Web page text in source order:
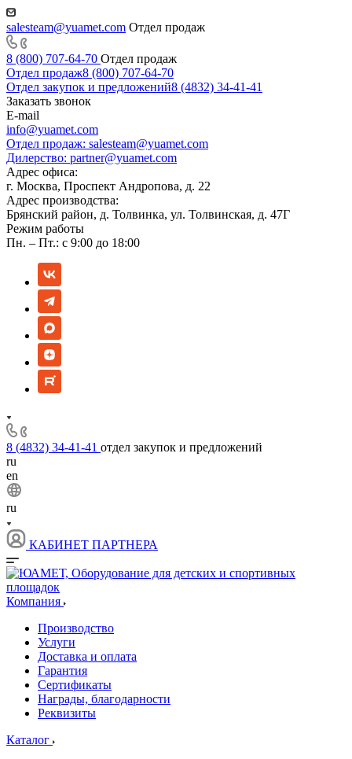
salesteam@yuamet.com Отдел продаж
8 (800) 707-64-70 Отдел продаж
Отдел продаж8 (800) 707-64-70
Отдел закупок и предложений8 (4832) 34-41-41
Заказать звонок
E-mail
info@yuamet.com
Отдел продаж: salesteam@yuamet.com
Дилерство: partner@yuamet.com
Адрес офиса:
г. Москва, Проспект Андропова, д. 22
Адрес производства:
Брянский район, д. Толвинка, ул. Толвинская, д. 47Г
Режим работы
Пн. – Пт.: с 9:00 до 18:00
8 (4832) 34-41-41 отдел закупок и предложений
ru
en
ru
КАБИНЕТ ПАРТНЕРА
Компания
Производство
Услуги
Доставка и оплата
Гарантия
Сертификаты
Награды, благодарности
Реквизиты
Каталог